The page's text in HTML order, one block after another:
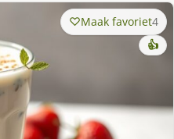
Maak favoriet4
👍